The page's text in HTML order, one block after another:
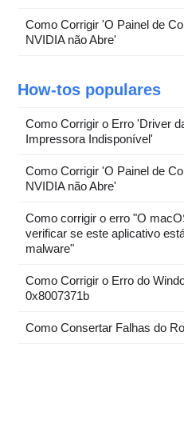
Como Corrigir 'O Painel de
NVIDIA não Abre'
How-tos populares
Como Corrigir o Erro 'Driver
Impressora Indisponível'
Como Corrigir 'O Painel de
NVIDIA não Abre'
Como corrigir o erro "O
verificar se este aplicativo
malware"
Como Corrigir o Erro do
0x8007371b
Como Consertar Falhas do